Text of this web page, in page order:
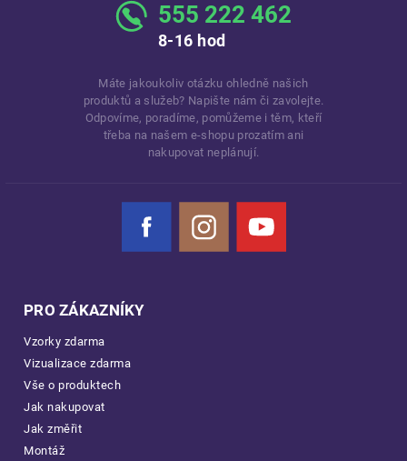
555 222 462
8-16 hod
Máte jakoukoliv otázku ohledně našich
produktů a služeb? Napište nám či zavolejte.
Odpovíme, poradíme, pomůžeme i těm, kteří
třeba na našem e-shopu prozatím ani
nakupovat neplánují.
Facebook Instagram YouTube
PRO ZÁKAZNÍKY
Vzorky zdarma
Vizualizace zdarma
Vše o produktech
Jak nakupovat
Jak změřit
Montáž